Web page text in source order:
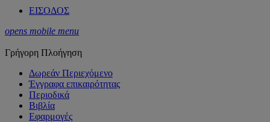
ΕΙΣΟΔΟΣ
opens mobile menu
Γρήγορη Πλοήγηση
Δωρεάν Περιεχόμενο
Έγγραφα επικαιρότητας
Περιοδικά
Βιβλία
Εφαρμογές